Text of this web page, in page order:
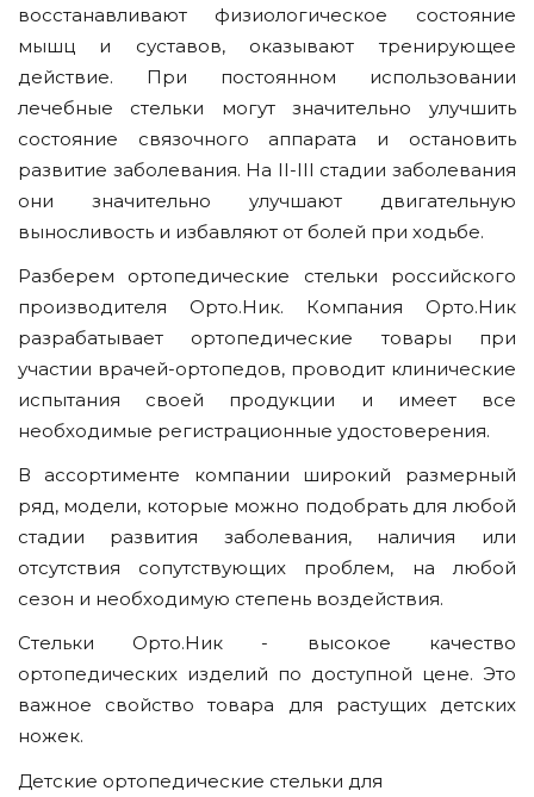
восстанавливают физиологическое состояние
мышц и суставов, оказывают тренирующее
действие. При постоянном использовании
лечебные стельки могут значительно улучшить
состояние связочного аппарата и остановить
развитие заболевания. На II-III стадии заболевания
они значительно улучшают двигательную
выносливость и избавляют от болей при ходьбе.
Разберем ортопедические стельки российского
производителя Орто.Ник. Компания Орто.Ник
разрабатывает ортопедические товары при
участии врачей-ортопедов, проводит клинические
испытания своей продукции и имеет все
необходимые регистрационные удостоверения.
В ассортименте компании широкий размерный
ряд, модели, которые можно подобрать для любой
стадии развития заболевания, наличия или
отсутствия сопутствующих проблем, на любой
сезон и необходимую степень воздействия.
Стельки Орто.Ник - высокое качество
ортопедических изделий по доступной цене. Это
важное свойство товара для растущих детских
ножек.
Детские ортопедические стельки для